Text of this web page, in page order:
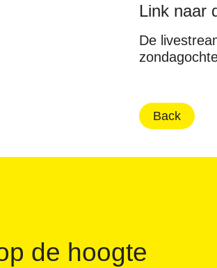
Link naar
De
Back
de hoogte